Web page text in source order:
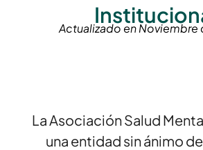
Actualizado en
La Asociación Salud
una entidad sin ánimo